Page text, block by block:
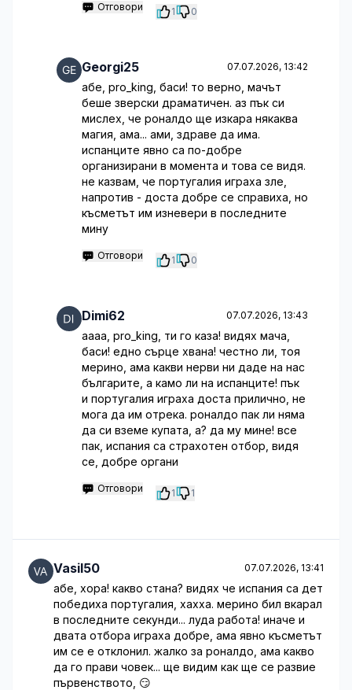
Отговори 1 0
Georgi25 07.07.2026, 13:42
абе, pro_king, баси! то верно, мачът
беше зверски драматичен. аз пък си
мислех, че роналдо ще изкара някаква
магия, ама... ами, здраве да има.
испанците явно са по-добре
организирани в момента и това се видя.
не казвам, че португалия играха зле,
напротив - доста добре се справиха, но
късметът им изневери в последните
мину
Отговори 1 0
Dimi62 07.07.2026, 13:43
аааа, pro_king, ти го каза! видях мача,
баси! едно сърце хвана! честно ли, тоя
мерино, ама какви нерви ни даде на нас
българите, а камо ли на испанците! пък
и португалия играха доста прилично, не
мога да им отрека. роналдо пак ли няма
да си вземе купата, а? да му мине! все
пак, испания са страхотен отбор, видя
се, добре органи
Отговори 1 1
Vasil50 07.07.2026, 13:41
абе, хора! какво стана? видях че испания са дет
победиха португалия, хахха. мерино бил вкарал
в последните секунди... луда работа! иначе и
двата отбора играха добре, ама явно късметът
им се е отклонил. жалко за роналдо, ама какво
да го прави човек... ще видим как ще се развие
първенството, 😏